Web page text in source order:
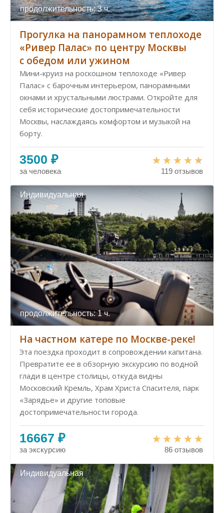
продолжительность: 3 ч.
Прогулка на панорамном теплоходе
«Ривер Палас» по центру Москвы
с обедом или ужином
Мини-круиз на роскошном теплоходе «Ривер
Палас» с барочным интерьером, панорамными
окнами и хрустальными люстрами. Откройте для
себя исторические достопримечательности
Москвы, наслаждаясь комфортом и музыкой на
борту.
3500 ₽
за человека 119 отзывов
Индивидуальная
продолжительность: 1 ч.
На частном катере по Москве-реке!
Эта поездка проходит в сопровождении капитана.
Превратите ее в обзорную экскурсию по водной
глади в центре столицы, откуда видны
Московский Кремль, Храм Христа Спасителя, парк
«Зарядье» и другие топовые
достопримечательности города.
16667 ₽
за экскурсию 86 отзывов
Индивидуальная